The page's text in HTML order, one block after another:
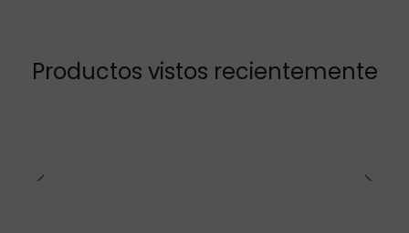
Productos vistos recientemente